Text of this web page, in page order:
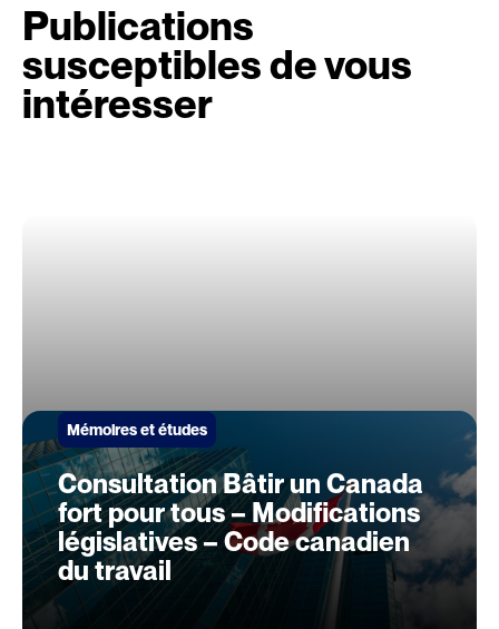
Publications
susceptibles de vous
intéresser
Mémoires et études
Consultation Bâtir un Canada
fort pour tous – Modifications
législatives – Code canadien
du travail